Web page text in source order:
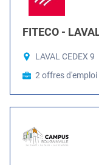
FITECO -
LAVAL CEDEX 9
2 offres